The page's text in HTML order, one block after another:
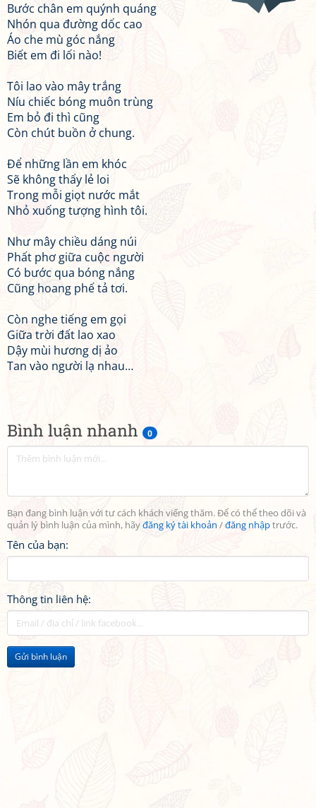
Bình luận nhanh 0
Bạn đang bình luận với tư cách khách viếng thăm. Để có thể theo dõi và
quản lý bình luận của mình, hãyđăng ký tài khoản /đăng nhậptrước.
Tên của bạn:
Thông tin liên hệ:
Gửi bình luận
Bước chân em quýnh quáng
Nhón qua đường dốc cao
Áo che mù góc nắng
Biết em đi lối nào!
Tôi lao vào mây trắng
Níu chiếc bóng muôn trùng
Em bỏ đi thì cũng
Còn chút buồn ở chung.
Để những lần em khóc
Sẽ không thấy lẻ loi
Trong mỗi giọt nước mắt
Nhỏ xuống tượng hình tôi.
Như mây chiều dáng núi
Phất phơ giữa cuộc người
Có bước qua bóng nắng
Cũng hoang phế tả tơi.
Còn nghe tiếng em gọi
Giữa trời đất lao xao
Dậy mùi hương dị ảo
Tan vào người lạ nhau…